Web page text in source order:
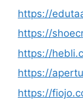
https://
https://
https://
https://
https://